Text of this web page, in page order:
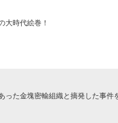
大時代絵巻！
た金塊密輸組織と摘発した事件